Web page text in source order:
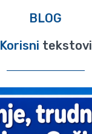
BLOG
Korisni tekstovi